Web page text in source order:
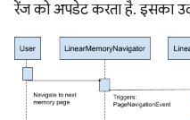
रेंज को अपडेट करता है. इसका